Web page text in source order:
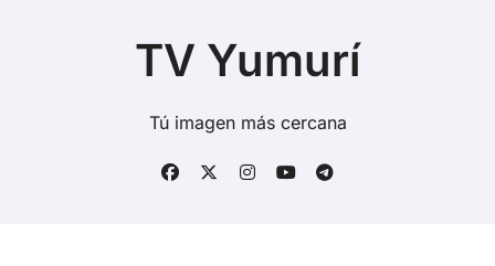
TV Yumurí
Tú imagen más cercana